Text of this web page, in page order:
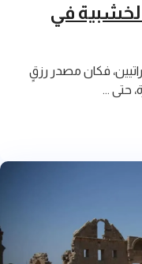
في
فكان مصدر رزقٍ
حتى ...